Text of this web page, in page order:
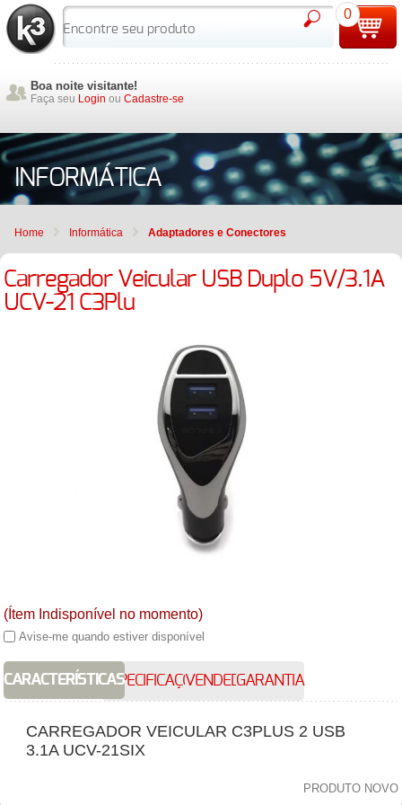
Boa noite visitante!
Faça seu Login ou Cadastre-se
0
INFORMÁTICA
Home Informática Adaptadores e Conectores
Carregador Veicular USB Duplo 5V/3.1A
UCV-21 C3Plu
(Ítem Indisponível no momento)
Avise-me quando estiver disponível
CARACTERÍSTICASESPECIFICAÇÕESVENDEDORGARANTIA
CARREGADOR VEICULAR C3PLUS 2 USB
3.1A UCV-21SIX
PRODUTO NOVO